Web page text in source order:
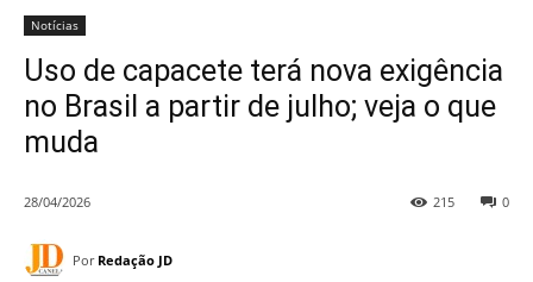
Notícias
Uso de capacete terá nova exigência
no Brasil a partir de julho; veja o que
muda
28/04/2026 0
215
Por Redação JD